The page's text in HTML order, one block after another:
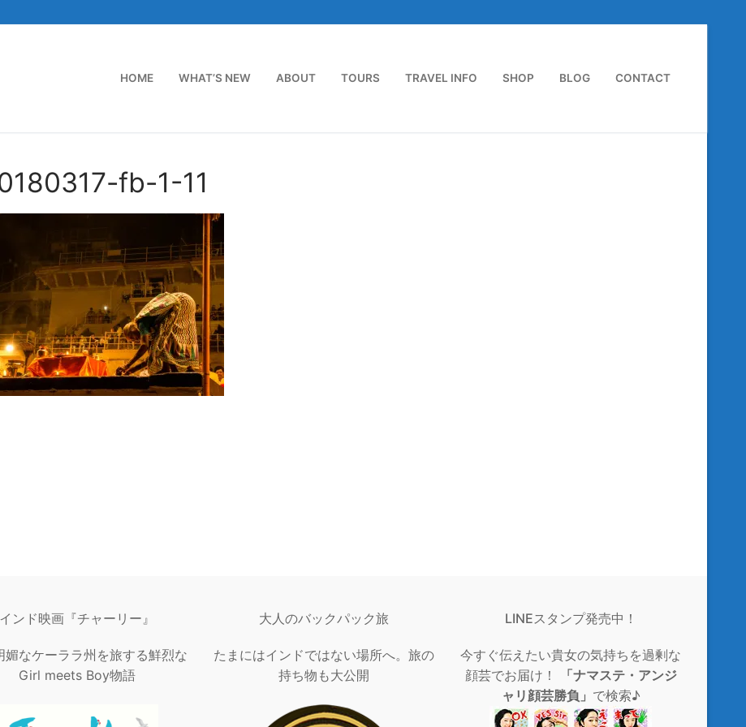
HOME WHAT’S NEW ABOUT TOURS TRAVEL INFO SHOP BLOG CONTACT
fb-1-11
インド映画『チャーリー』
媚なケーララ州を旅する鮮烈な
Girl meets Boy物語
大人のバックパック旅
たまにはインドではない場所へ。旅の
持ち物も大公開
LINEスタンプ発売中！
今すぐ伝えたい貴女の気持ちを過剰な
顔芸でお届け！
「ナマステ・アンジ
ャリ顔芸勝負」 で検索♪